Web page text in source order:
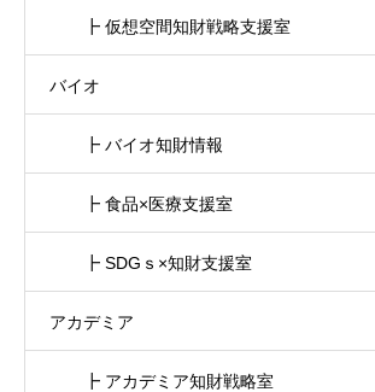
┣ 仮想空間知財戦略支援室
バイオ
┣ バイオ知財情報
┣ 食品×医療支援室
┣ SDGｓ×知財支援室
アカデミア
┣ アカデミア知財戦略室